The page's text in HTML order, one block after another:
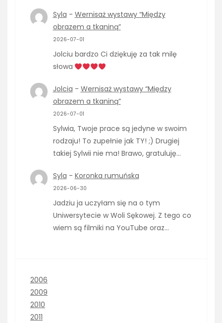
Syla - Wernisaż wystawy “Między
obrazem a tkaniną”
2026-07-01
Jolciu bardzo Ci dziękuję za tak milę
słowa
Jolcia - Wernisaż wystawy “Między
obrazem a tkaniną”
2026-07-01
Sylwia, Twoje prace są jedyne w swoim
rodzaju! To zupełnie jak TY! ;) Drugiej
takiej Sylwii nie ma! Brawo, gratuluję…
Syla - Koronka rumuńska
2026-06-30
Jadziu ja uczyłam się na o tym
Uniwersytecie w Woli Sękowej. Z tego co
wiem są filmiki na YouTube oraz…
2006
2009
2010
2011